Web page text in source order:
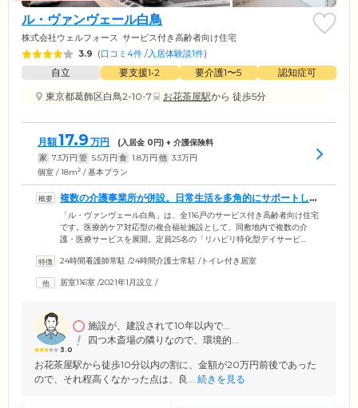
ル・ヴァンヴェール白鳥
株式会社ウェルフォース サービス付き高齢者向け住宅
3.9 (口コミ4件 /入居体験談1件)
自立 要支援1•2 要介護1〜5
認知症可
東京都葛飾区白鳥2-10-7
お花茶屋駅から 徒歩5分
月額17.9 万円 (入居金 0円) + 介護保険料
家 7.3万円 管 5.5万円 食 1.8万円 他 3.3万円
個室 / 18m2 / 基本プラン
複数の介護事業所が併設。日常生活を多角的にサポートしま
す「ル・ヴァンヴェール白鳥」は、全116戸のサービス付き高齢者向け住宅
です。医療的ケア対応型の複合福祉施設として、同敷地内で複数の介
護・医療サービスを展開。定員25名の「リハビリ特化型デイサービ
ンセンター」、日常生活全般のお困りごとを解決する「総合相談センタ
ン」や「定期巡回訪問介護看護ステーション」「診療所(内科クリニッ
ってサポートしています。
24時間看護師常駐 /24時間介護士常駐 /トイレ付き居室
居室116室 /2021年1月設立 /
3.0
施設が、建設されて10年以内で...
四つ木斎場の隣りなので、環境的...
お花茶屋駅から徒歩10分以内の割に、金額が20万円前後であった
ので、それ程高くなかった点は、良... 続きを見る